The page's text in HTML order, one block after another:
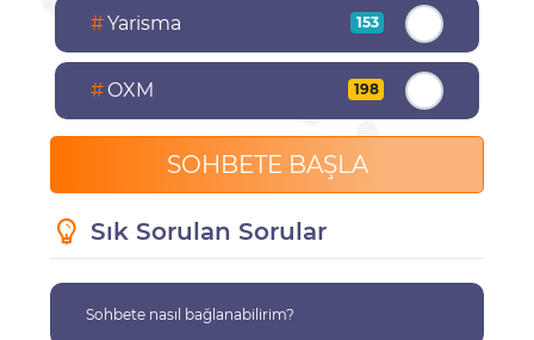
#Yarisma 153
# OXM 198
SOHBETE BAŞLA
Sık Sorulan Sorular
Sohbete nasıl bağlanabilirim?